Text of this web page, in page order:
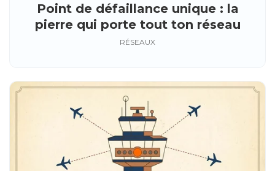
Point de défaillance unique : la
pierre qui porte tout ton réseau
RÉSEAUX